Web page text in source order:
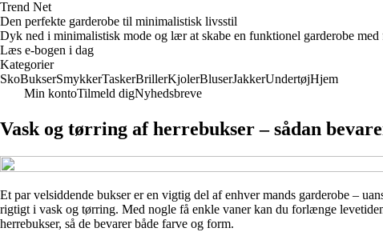
Trend Net
Den perfekte garderobe til minimalistisk livsstil
Dyk ned i minimalistisk mode og lær at skabe en funktionel garderobe
Læs e-bogen i dag
Kategorier
SkoBukserSmykkerTaskerBrillerKjolerBluserJakkerUndertøjHjem
Min kontoTilmeld digNyhedsbreve
Vask og tørring af herrebukser – sådan
Et par velsiddende bukser er en vigtig del af enhver mands garderobe –
rigtigt i vask og tørring. Med nogle få enkle vaner kan du forlænge
herrebukser, så de bevarer både farve og form.